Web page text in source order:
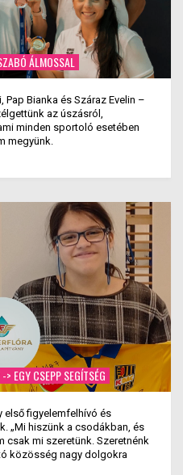
ÁLMOSSAL
Bianka és Száraz Evelin –
az úszásról,
minden sportoló esetében
megyünk.
EGY CSEPP SEGÍTSÉG
első figyelemfelhívó és
„Mi hiszünk a csodákban, és
csak mi szeretünk. Szeretnénk
közösség nagy dolgokra